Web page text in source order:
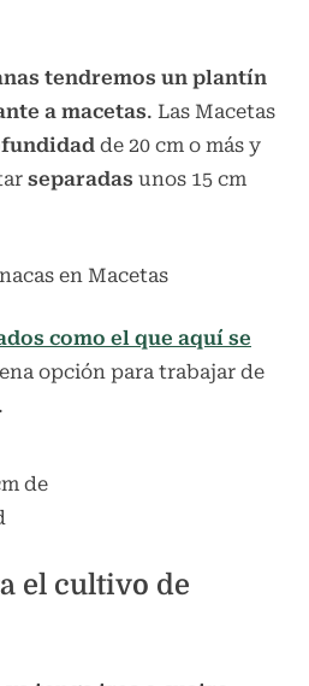
tendremos un plantín
a macetas. Las Macetas
de 20 cm o más y
separadas unos 15 cm
como el que aquí se
opción para trabajar de
de
el cultivo de